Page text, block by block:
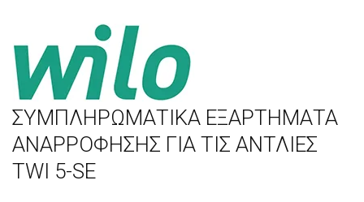
ΣΥΜΠΛΗΡΩΜΑΤΙΚΑ ΕΞΑΡΤΗΜΑΤΑ
ΑΝΑΡΡΟΦΗΣΗΣ ΓΙΑ ΤΙΣ ΑΝΤΛΙΕΣ
TWI 5-SE